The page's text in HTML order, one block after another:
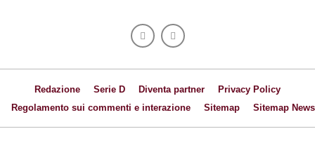
Redazione Serie D Diventa partner
Privacy Policy
Regolamento sui commenti e interazione
Sitemap Sitemap News